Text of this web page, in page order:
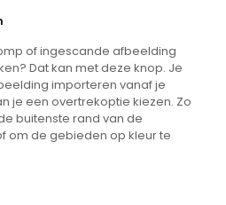
of ingescande afbeelding
Dat kan met deze knop. Je
importeren vanaf je
je een overtrekoptie kiezen. Zo
buitenste rand van de
om de gebieden op kleur te